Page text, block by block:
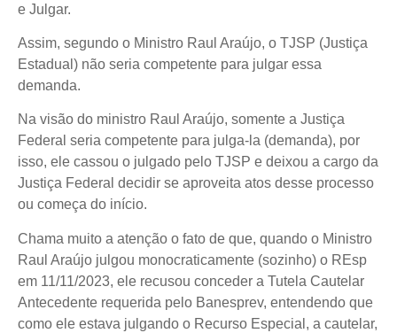
e Julgar.
Assim, segundo o Ministro Raul Araújo, o TJSP (Justiça
Estadual) não seria competente para julgar essa
demanda.
Na visão do ministro Raul Araújo, somente a Justiça
Federal seria competente para julga-la (demanda), por
isso, ele cassou o julgado pelo TJSP e deixou a cargo da
Justiça Federal decidir se aproveita atos desse processo
ou começa do início.
Chama muito a atenção o fato de que, quando o Ministro
Raul Araújo julgou monocraticamente (sozinho) o REsp
em 11/11/2023, ele recusou conceder a Tutela Cautelar
Antecedente requerida pelo Banesprev, entendendo que
como ele estava julgando o Recurso Especial, a cautelar,